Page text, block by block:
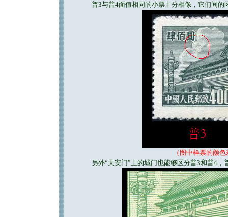
普3与普4面值相同的小票十分相像，它们间的
（图中样票的颜
另外“天安门”上的城门也能够区分普3和普4